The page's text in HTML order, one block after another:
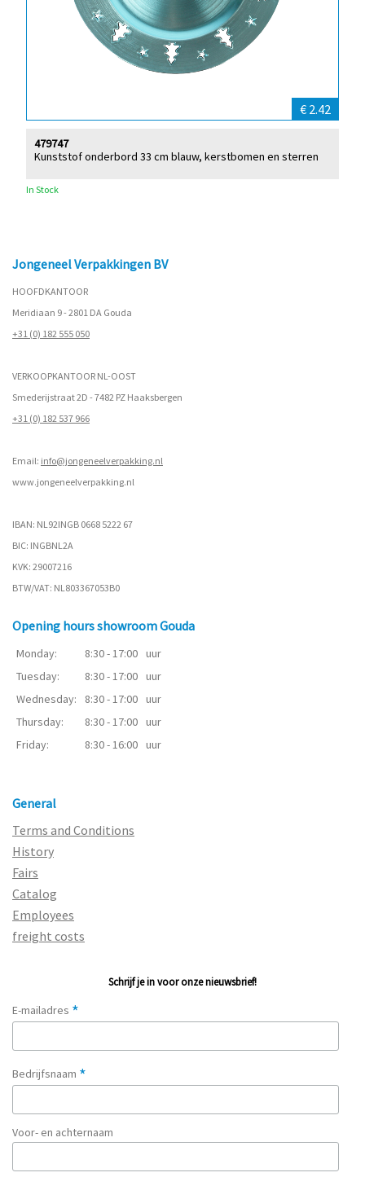
€ 2.42
Kunststof onderbord 33 cm blauw, kerstbomen en sterren
479747
In Stock
Jongeneel Verpakkingen BV
HOOFDKANTOOR
Meridiaan 9 - 2801 DA Gouda
+31 (0) 182 555 050
VERKOOPKANTOOR NL-OOST
Smederijstraat 2D - 7482 PZ Haaksbergen
+31 (0) 182 537 966
Email: info@jongeneelverpakking.nl
www.jongeneelverpakking.nl
IBAN: NL92INGB 0668 5222 67
BIC: INGBNL2A
KVK: 29007216
BTW/VAT: NL803367053B0
Opening hours showroom Gouda
Monday: 8:30 - 17:00 uur
Tuesday:
8:30 - 17:00 uur
Wednesday:
8:30 - 17:00 uur
Thursday:
8:30 - 17:00 uur
Friday:
8:30 - 16:00 uur
General
Terms and Conditions
History
Fairs
Catalog
Employees
freight costs
Schrijf je in voor onze nieuwsbrief!
E-mailadres *
Bedrijfsnaam *
Voor- en achternaam